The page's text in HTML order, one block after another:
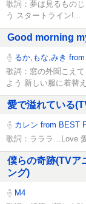
歌詞：夢は見るもの
う スタートライン!...
Good morning
るか,もな,みき
歌詞：窓の外聞こえ
よう 新しい服に着替
愛で溢れている
カレン from BEST
歌詞：ラララ…Love
僕らの奇跡(TVア
ング)
M4